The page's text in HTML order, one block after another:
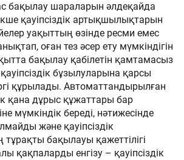
бақылау шараларын әлдеқайда
қауіпсіздік артықшылықтарын
уақыттың өзінде ресми емес
оған тез әсер ету мүмкіндігін
бақылау қабілетін қамтамасыз
бұзылуларына қарсы
құрылады. Автоматтандырылған
қана дұрыс құжаттары бар
мүмкіндік береді, нәтижесінде
және қауіпсіздік
тұрақты бақылауы қажеттілігі
қақпаларды енгізу – қауіпсіздік